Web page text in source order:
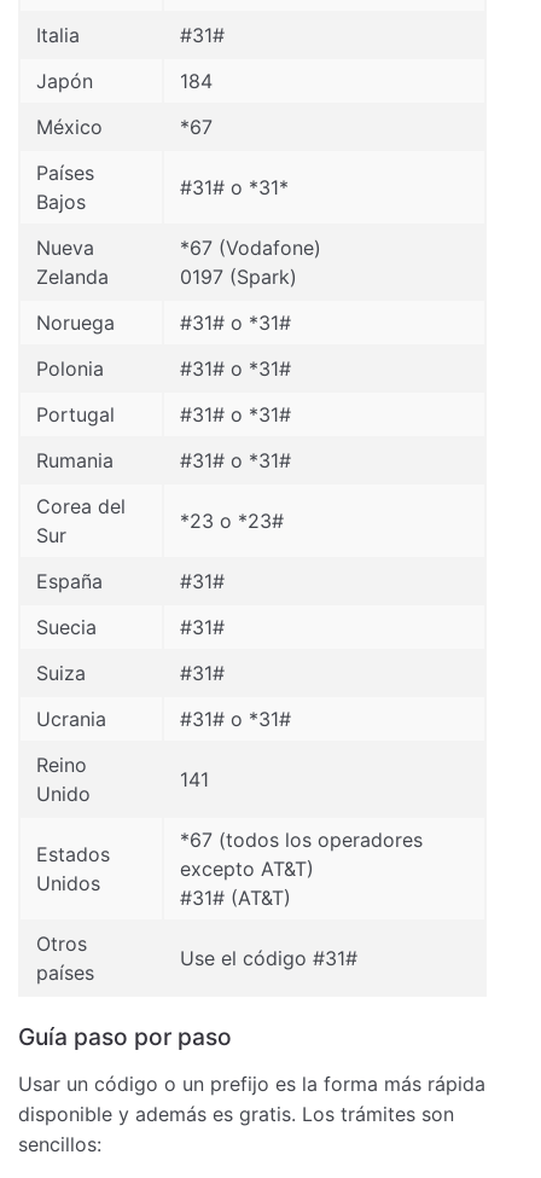
Italia
#31#
Japón
184
México
*67
Países
Bajos
#31# o *31*
Nueva
Zelanda
*67 (Vodafone)
0197 (Spark)
Noruega
#31# o *31#
Polonia
#31# o *31#
Portugal
#31# o *31#
Rumania
#31# o *31#
Corea del
Sur
*23 o *23#
España
#31#
Suecia
#31#
Suiza
#31#
Ucrania
#31# o *31#
Reino
Unido
141
Estados
Unidos
*67 (todos los operadores
excepto AT&T)
#31# (AT&T)
Otros
países
Use el código #31#
Guía paso por paso
Usar un código o un prefijo es la forma más rápida
disponible y además es gratis. Los trámites son
sencillos: